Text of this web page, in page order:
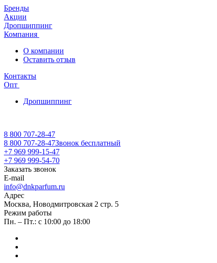
Бренды
Акции
Дропшиппинг
Компания
О компании
Оставить отзыв
Контакты
Опт
Дропшиппинг
8 800 707-28-47
8 800 707-28-47Звонок бесплатный
+7 969 999-15-47
+7 969 999-54-70
Заказать звонок
E-mail
info@dnkparfum.ru
Адрес
Москва, Новодмитровская 2 стр. 5
Режим работы
Пн. – Пт.: с 10:00 до 18:00